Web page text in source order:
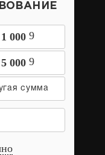
1 000 9
5 000 9